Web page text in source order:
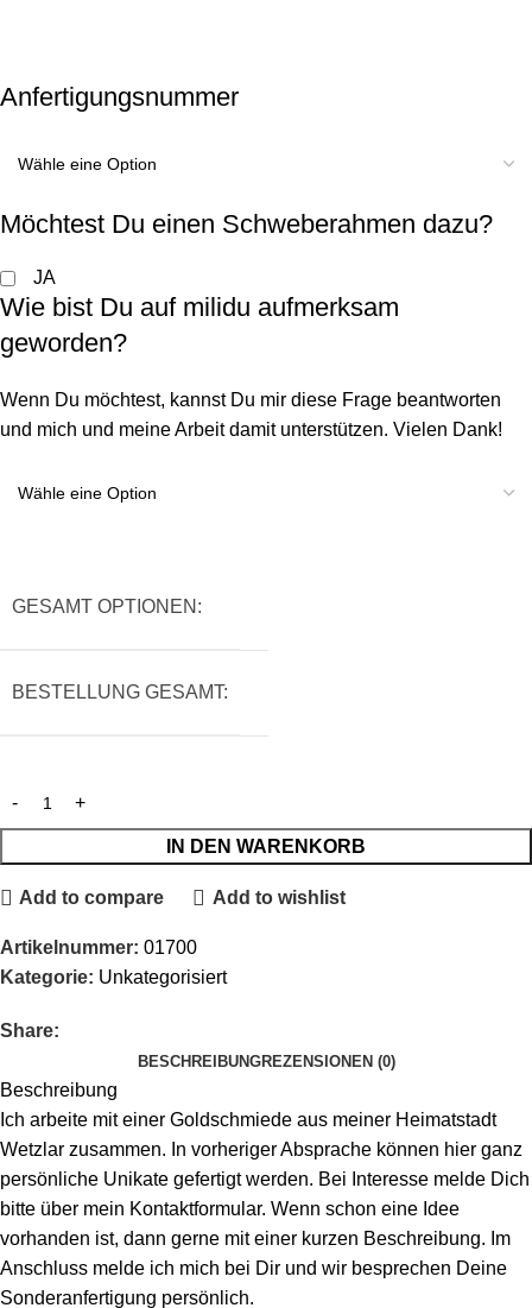
Anfertigungsnummer
Möchtest Du einen Schweberahmen dazu?
JA
Wie bist Du auf milidu aufmerksam
geworden?
Wenn Du möchtest, kannst Du mir diese Frage beantworten
und mich und meine Arbeit damit unterstützen. Vielen Dank!
GESAMT OPTIONEN:
BESTELLUNG GESAMT:
IN DEN WARENKORB
Add to compare Add to wishlist
Artikelnummer: 01700
Kategorie: Unkategorisiert
Share:
BESCHREIBUNGREZENSIONEN (0)
Beschreibung
Ich arbeite mit einer Goldschmiede aus meiner Heimatstadt
Wetzlar zusammen. In vorheriger Absprache können hier ganz
persönliche Unikate gefertigt werden. Bei Interesse melde Dich
bitte über mein Kontaktformular. Wenn schon eine Idee
vorhanden ist, dann gerne mit einer kurzen Beschreibung. Im
Anschluss melde ich mich bei Dir und wir besprechen Deine
Sonderanfertigung persönlich.